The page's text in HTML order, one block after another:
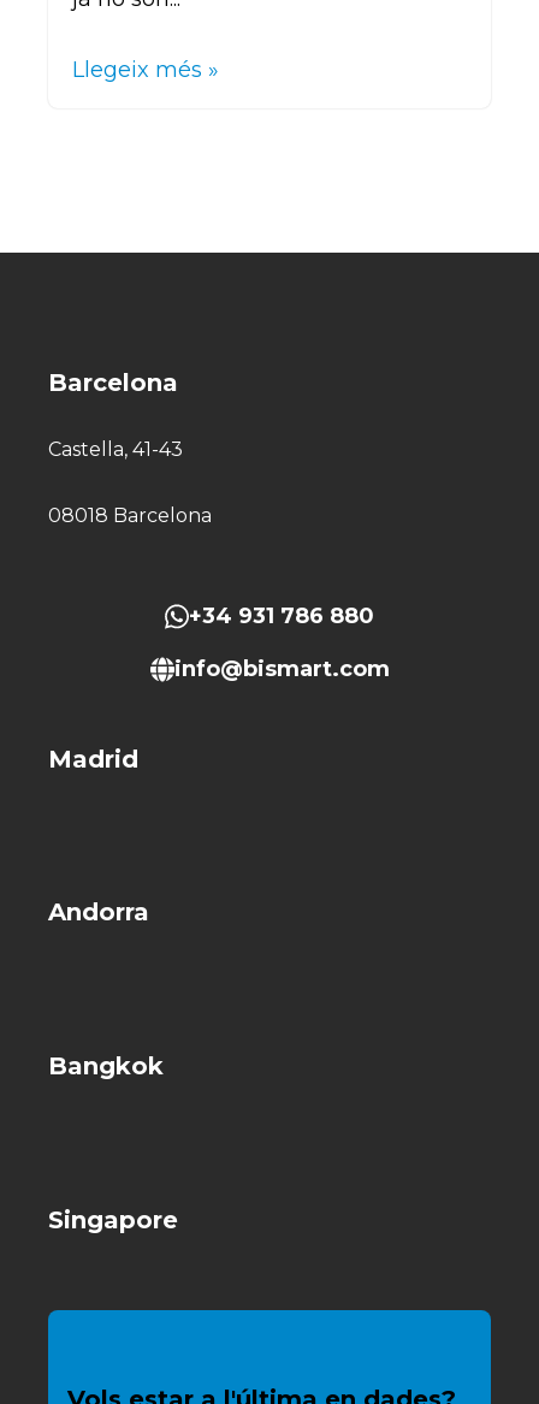
Llegeix més »
Barcelona
Castella, 41-43
08018 Barcelona
+34 931 786 880
info@bismart.com
Madrid
Andorra
Bangkok
Singapore